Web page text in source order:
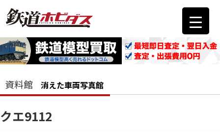
資料館 消えた車両写真館
クエ9112